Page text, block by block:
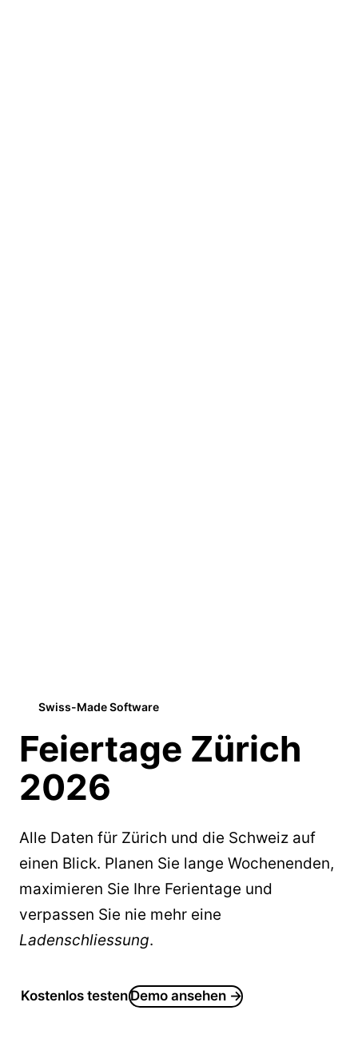
Swiss-Made Software
Feiertage Zürich
2026
Alle Daten für Zürich und die Schweiz auf
einen Blick. Planen Sie lange Wochenenden,
maximieren Sie Ihre Ferientage und
verpassen Sie nie mehr eine
Ladenschliessung.
Kostenlos testenDemo ansehen →